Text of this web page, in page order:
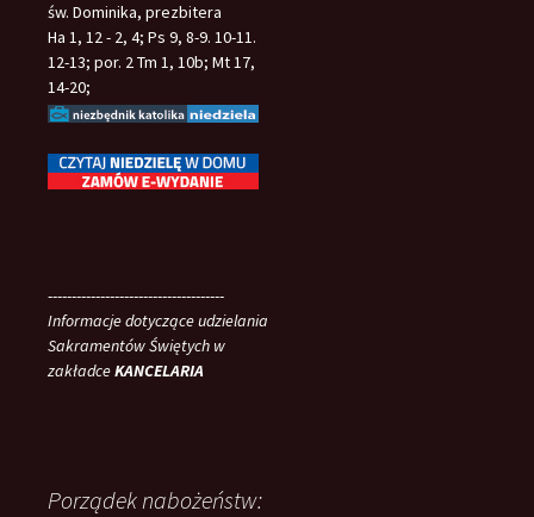
św. Dominika, prezbitera
Ha 1, 12 - 2, 4; Ps 9, 8-9. 10-11.
12-13; por. 2 Tm 1, 10b; Mt 17,
14-20;
-------------------------------------
Informacje dotyczące udzielania
Sakramentów Świętych w
zakładceKANCELARIA
Porządek nabożeństw: